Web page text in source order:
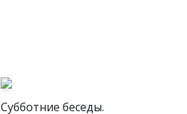
Субботние беседы.